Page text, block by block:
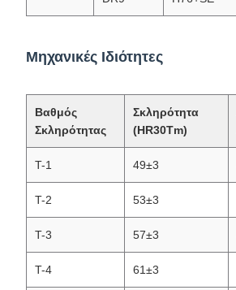
Μηχανικές Ιδιότητες
Βαθμός
Σκληρότητας
Σκληρότητα
(HR30Tm)
T-1 49±3
T-2 53±3
T-3 57±3
T-4 61±3